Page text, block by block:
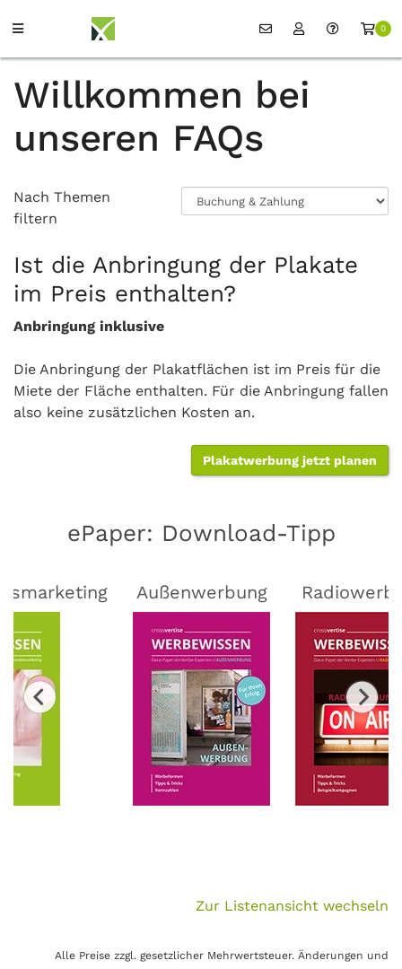
0
Willkommen bei
unseren FAQs
Nach Themen
filtern
Ist die Anbringung der Plakate
im Preis enthalten?
Anbringung inklusive
Die Anbringung der Plakatflächen ist im Preis für die
Miete der Fläche enthalten. Für die Anbringung fallen
also keine zusätzlichen Kosten an.
Plakatwerbung jetzt planen
ePaper: Download-Tipp
Außenwerbung
Zur Listenansicht wechseln
Alle Preise zzgl. gesetzlicher Mehrwertsteuer. Änderungen und